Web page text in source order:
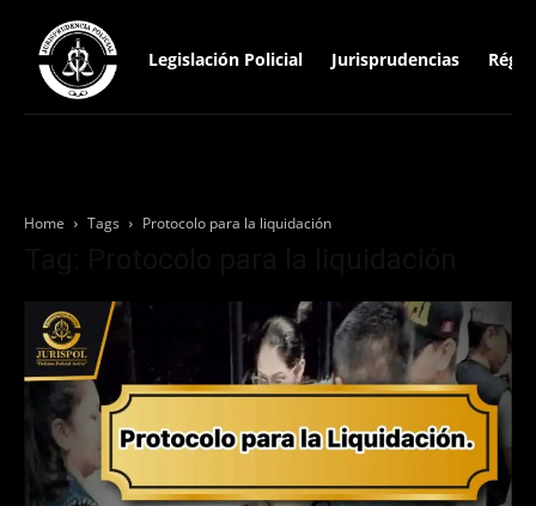
Legislación Policial Jurisprudencias
Home Tags Protocolo para la liquidación